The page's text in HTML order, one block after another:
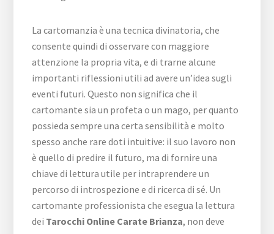
La cartomanzia è una tecnica divinatoria, che
consente quindi di osservare con maggiore
attenzione la propria vita, e di trarne alcune
importanti riflessioni utili ad avere un’idea sugli
eventi futuri. Questo non significa che il
cartomante sia un profeta o un mago, per quanto
possieda sempre una certa sensibilità e molto
spesso anche rare doti intuitive: il suo lavoro non
è quello di predire il futuro, ma di fornire una
chiave di lettura utile per intraprendere un
percorso di introspezione e di ricerca di sé. Un
cartomante professionista che esegua la lettura
dei Tarocchi Online Carate Brianza, non deve